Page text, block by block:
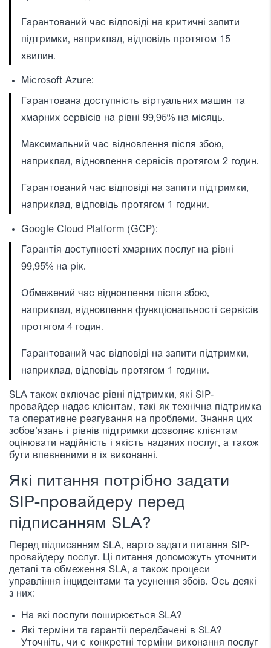
Гарантований час відповіді на критичні запити
підтримки, наприклад, відповідь протягом 15
хвилин.
Microsoft Azure:
Гарантована доступність віртуальних машин та
хмарних сервісів на рівні 99,95% на місяць.
Максимальний час відновлення після збою,
наприклад, відновлення сервісів протягом 2 годин.
Гарантований час відповіді на запити підтримки,
наприклад, відповідь протягом 1 години.
Google Cloud Platform (GCP):
Гарантія доступності хмарних послуг на рівні
99,95% на рік.
Обмежений час відновлення після збою,
наприклад, відновлення функціональності сервісів
протягом 4 годин.
Гарантований час відповіді на запити підтримки,
наприклад, відповідь протягом 1 години.
SLA також включає рівні підтримки, які SIP-
провайдер надає клієнтам, такі як технічна підтримка
та оперативне реагування на проблеми. Знання цих
зобов’язань і рівнів підтримки дозволяє клієнтам
оцінювати надійність і якість наданих послуг, а також
бути впевненими в їх виконанні.
Які питання потрібно задати
SIP-провайдеру перед
підписанням SLA?
Перед підписанням SLA, варто задати питання SIP-
провайдеру послуг. Ці питання допоможуть уточнити
деталі та обмеження SLA, а також процеси
управління інцидентами та усунення збоїв. Ось деякі
з них:
На які послуги поширюється SLA?
Які терміни та гарантії передбачені в SLA?
Уточніть, чи є конкретні терміни виконання послуг